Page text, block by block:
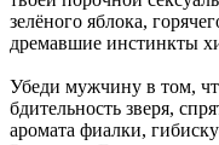
зелёного яблока,
дремавшие инстинкты
Убеди мужчину в том,
бдительность зверя,
аромата фиалки,